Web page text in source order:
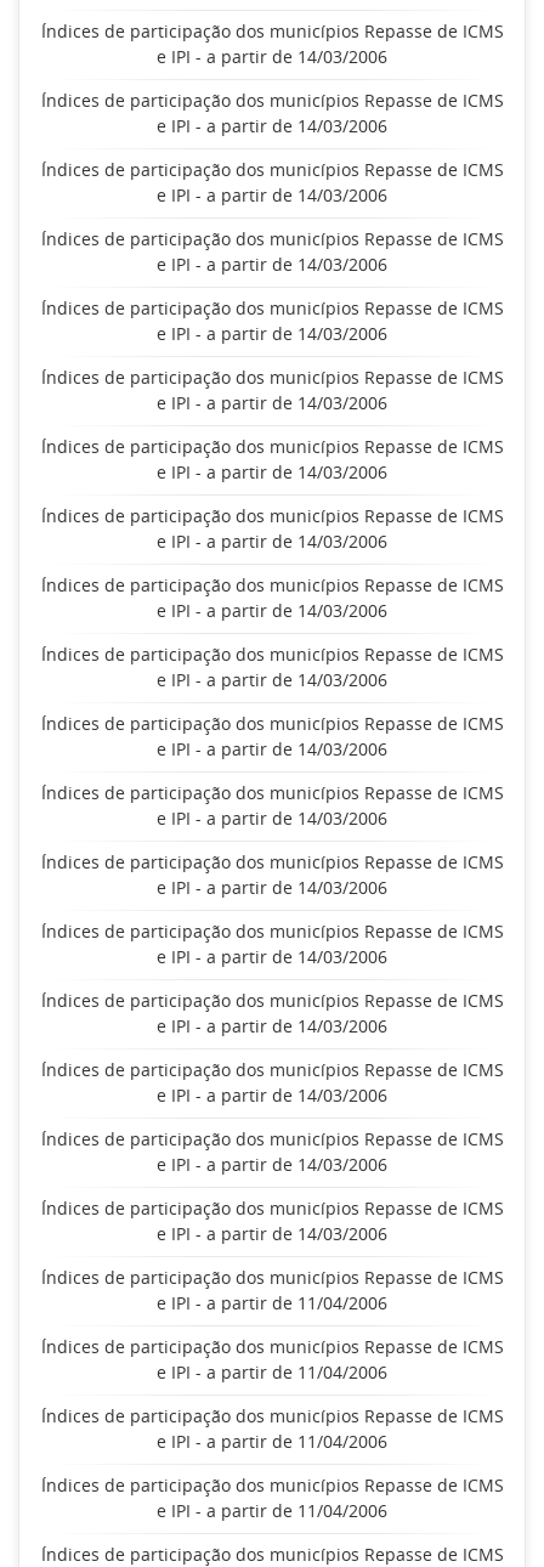
Índices de participação dos municípios Repasse de ICMS
e IPI - a partir de 14/03/2006
Índices de participação dos municípios Repasse de ICMS
e IPI - a partir de 14/03/2006
Índices de participação dos municípios Repasse de ICMS
e IPI - a partir de 14/03/2006
Índices de participação dos municípios Repasse de ICMS
e IPI - a partir de 14/03/2006
Índices de participação dos municípios Repasse de ICMS
e IPI - a partir de 14/03/2006
Índices de participação dos municípios Repasse de ICMS
e IPI - a partir de 14/03/2006
Índices de participação dos municípios Repasse de ICMS
e IPI - a partir de 14/03/2006
Índices de participação dos municípios Repasse de ICMS
e IPI - a partir de 14/03/2006
Índices de participação dos municípios Repasse de ICMS
e IPI - a partir de 14/03/2006
Índices de participação dos municípios Repasse de ICMS
e IPI - a partir de 14/03/2006
Índices de participação dos municípios Repasse de ICMS
e IPI - a partir de 14/03/2006
Índices de participação dos municípios Repasse de ICMS
e IPI - a partir de 14/03/2006
Índices de participação dos municípios Repasse de ICMS
e IPI - a partir de 14/03/2006
Índices de participação dos municípios Repasse de ICMS
e IPI - a partir de 14/03/2006
Índices de participação dos municípios Repasse de ICMS
e IPI - a partir de 14/03/2006
Índices de participação dos municípios Repasse de ICMS
e IPI - a partir de 14/03/2006
Índices de participação dos municípios Repasse de ICMS
e IPI - a partir de 14/03/2006
Índices de participação dos municípios Repasse de ICMS
e IPI - a partir de 14/03/2006
Índices de participação dos municípios Repasse de ICMS
e IPI - a partir de 11/04/2006
Índices de participação dos municípios Repasse de ICMS
e IPI - a partir de 11/04/2006
Índices de participação dos municípios Repasse de ICMS
e IPI - a partir de 11/04/2006
Índices de participação dos municípios Repasse de ICMS
e IPI - a partir de 11/04/2006
Índices de participação dos municípios Repasse de ICMS